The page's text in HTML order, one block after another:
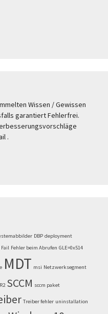
Wissen / Gewissen
garantiert Fehlerfrei.
.
DBP deployment
Fail Fehler beim Abrufen GLE=0x514
MDT msi Netzwerksegment
R2 SCCM sccm paket
Treiber fehler uninstallation